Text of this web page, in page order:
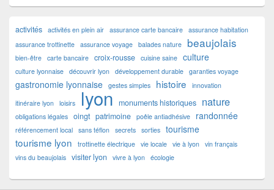
activités activités en plein air assurance carte bancaire assurance habitation
assurance trottinette assurance voyage balades nature beaujolais
bien-être carte bancaire croix-rousse cuisine saine culture
culture lyonnaise découvrir lyon développement durable garanties voyage
gastronomie lyonnaise gestes simples histoire
innovation
itinéraire lyon loisirs lyon monuments historiques nature
obligations légales oingt patrimoine poêle antiadhésive randonnée
référencement local sans téflon secrets sorties tourisme
tourisme lyon trottinette électrique vie locale vie à lyon vin français
vins du beaujolais visiter lyon vivre à lyon écologie